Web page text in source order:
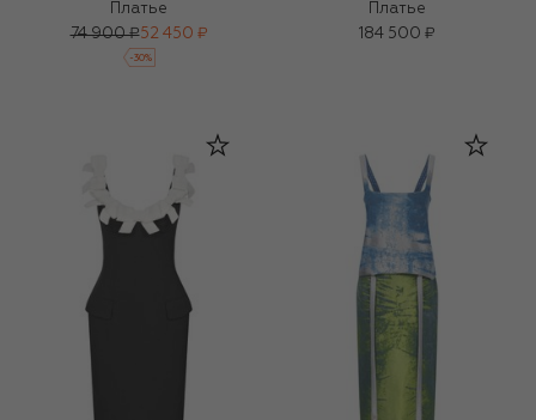
Платье
74 900 ₽52 450 ₽
-30%
Платье
184 500 ₽